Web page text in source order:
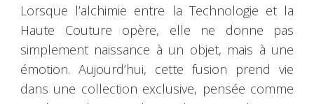
Lorsque l’alchimie entre la Technologie et la
Haute Couture opère, elle ne donne pas
simplement naissance à un objet, mais à une
émotion. Aujourd’hui, cette fusion prend vie
dans une collection exclusive, pensée comme